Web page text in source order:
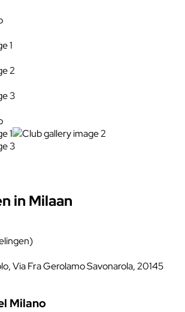
in Milaan
Via Fra Gerolamo Savonarola, 20145
Milano